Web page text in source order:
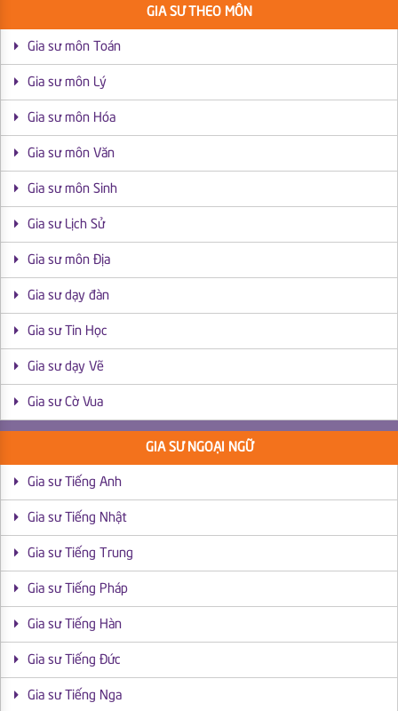
GIA SƯ THEO MÔN
Gia sư môn Toán
Gia sư môn Lý
Gia sư môn Hóa
Gia sư môn Văn
Gia sư môn Sinh
Gia sư Lịch Sử
Gia sư môn Địa
Gia sư dạy đàn
Gia sư Tin Học
Gia sư dạy Vẽ
Gia sư Cờ Vua
GIA SƯ NGOẠI NGỮ
Gia sư Tiếng Anh
Gia sư Tiếng Nhật
Gia sư Tiếng Trung
Gia sư Tiếng Pháp
Gia sư Tiếng Hàn
Gia sư Tiếng Đức
Gia sư Tiếng Nga